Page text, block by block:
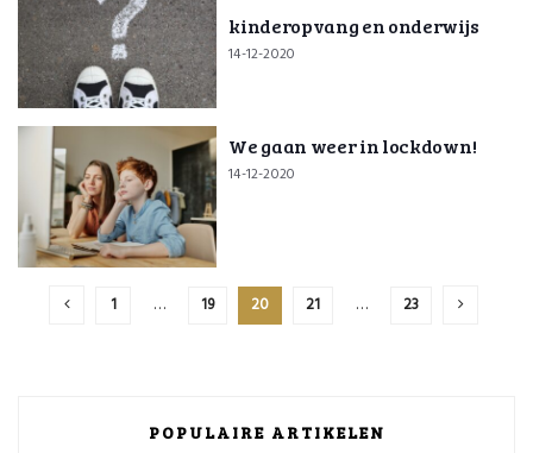
kinderopvang en onderwijs
14-12-2020
We gaan weer in lockdown!
14-12-2020
1 … 19 20 21 … 23
POPULAIRE ARTIKELEN